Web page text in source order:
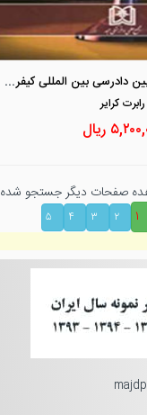
درآمدی بر حقوق و آیین دادرسی بین المللی کیفری جلد 2 «حقوق ماهوی جنایات بین المللی»
رابرت كراير
ریال
صفحات دیگر جستجو شده
۱
۲ ۳ ۴ ۵